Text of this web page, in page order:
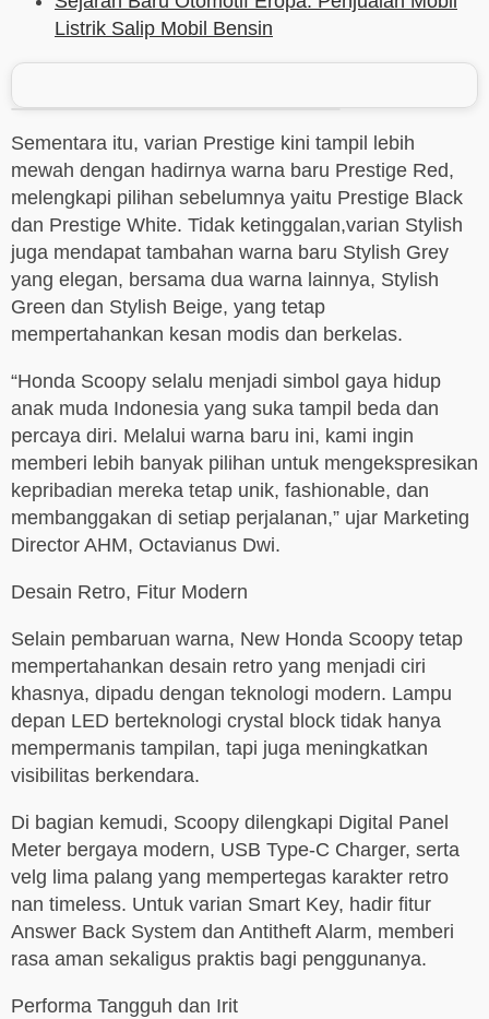
Listrik Salip Mobil Bensin
Sementara itu, varian Prestige kini tampil lebih
mewah dengan hadirnya warna baru Prestige Red,
melengkapi pilihan sebelumnya yaitu Prestige Black
dan Prestige White. Tidak ketinggalan,varian Stylish
juga mendapat tambahan warna baru Stylish Grey
yang elegan, bersama dua warna lainnya, Stylish
Green dan Stylish Beige, yang tetap
mempertahankan kesan modis dan berkelas.
“Honda Scoopy selalu menjadi simbol gaya hidup
anak muda Indonesia yang suka tampil beda dan
percaya diri. Melalui warna baru ini, kami ingin
memberi lebih banyak pilihan untuk mengekspresikan
kepribadian mereka tetap unik, fashionable, dan
membanggakan di setiap perjalanan,” ujar Marketing
Director AHM, Octavianus Dwi.
Desain Retro, Fitur Modern
Selain pembaruan warna, New Honda Scoopy tetap
mempertahankan desain retro yang menjadi ciri
khasnya, dipadu dengan teknologi modern. Lampu
depan LED berteknologi crystal block tidak hanya
mempermanis tampilan, tapi juga meningkatkan
visibilitas berkendara.
Di bagian kemudi, Scoopy dilengkapi Digital Panel
Meter bergaya modern, USB Type-C Charger, serta
velg lima palang yang mempertegas karakter retro
nan timeless. Untuk varian Smart Key, hadir fitur
Answer Back System dan Antitheft Alarm, memberi
rasa aman sekaligus praktis bagi penggunanya.
Performa Tangguh dan Irit